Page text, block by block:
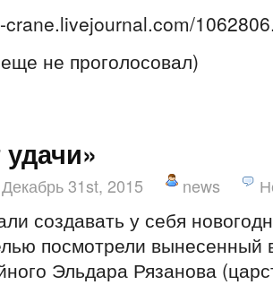
не проголосовал)
удачи»
31st, 2015 news
создавать у себя
посмотрели вынесенный
Эльдара Рязанова